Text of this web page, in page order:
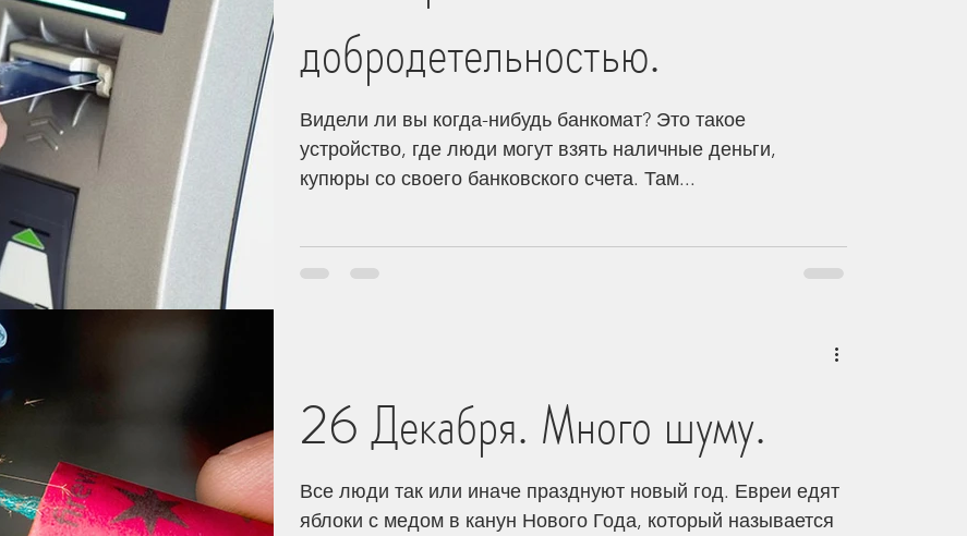
добродетельностью.
Видели ли вы когда-нибудь банкомат? Это такое
устройство, где люди могут взять наличные деньги,
купюры со своего банковского счета. Там...
26 Декабря. Много шуму.
Все люди так или иначе празднуют новый год. Евреи едят
яблоки с медом в канун Нового Года, который называется